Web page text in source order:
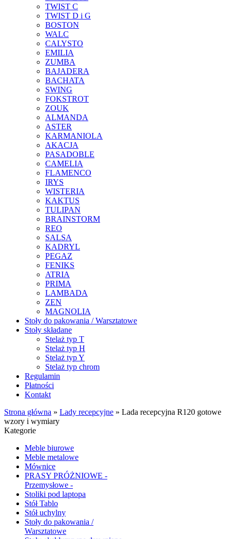
TWIST C
TWIST D i G
BOSTON
WALC
CALYSTO
EMILIA
ZUMBA
BAJADERA
BACHATA
SWING
FOKSTROT
ZOUK
ALMANDA
ASTER
KARMANIOLA
AKACJA
PASADOBLE
CAMELIA
FLAMENCO
IRYS
WISTERIA
KAKTUS
TULIPAN
BRAINSTORM
REO
SALSA
KADRYL
PEGAZ
FENIKS
ATRIA
PRIMA
LAMBADA
ZEN
MAGNOLIA
Stoły do pakowania / Warsztatowe
Stoły składane
Stelaż typ T
Stelaż typ H
Stelaż typ Y
Stelaż typ chrom
Regulamin
Płatności
Kontakt
Strona główna » Lady recepcyjne » Lada recepcyjna R120 gotowe
wzory i wymiary
Kategorie
Meble biurowe
Meble metalowe
Mównice
PRASY PRÓŻNIOWE -
Przemysłowe -
Stoliki pod laptopa
Stół Tablo
Stół uchylny
Stoły do pakowania /
Warsztatowe